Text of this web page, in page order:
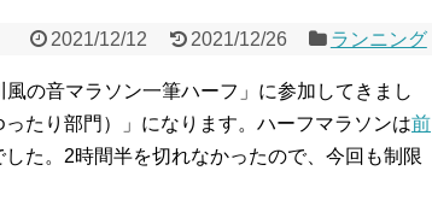
2021/12/12 2021/12/26 ランニング
の音マラソン一筆ハーフ」に参加してきまし
たり部門）」になります。ハーフマラソンは前
た。2時間半を切れなかったので、今回も制限